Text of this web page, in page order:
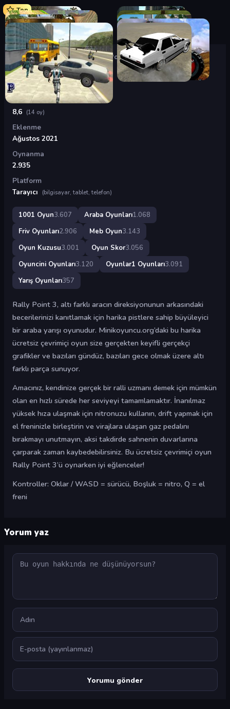
Top
Oyunlar›Araba Oyunları›Rally Point 3
Rally Point 3
Puan
8,6 (14 oy)
Eklenme
Ağustos 2021
Oynanma
2.935
Platform
Tarayıcı
(bilgisayar, tablet, telefon)
1001 Oyun3.607 Araba Oyunları1.068
Friv Oyunları2.906 Meb Oyun3.143
Oyun Kuzusu3.001 Oyun Skor3.056
Oyuncini Oyunları3.120 Oyunlar1 Oyunları3.091
Yarış Oyunları357
Rally Point 3, altı farklı aracın direksiyonunun arkasındaki
becerilerinizi kanıtlamak için harika pistlere sahip büyüleyici
bir araba yarışı oyunudur. Minikoyuncu.org’daki bu harika
ücretsiz çevrimiçi oyun size gerçekten keyifli gerçekçi
grafikler ve bazıları gündüz, bazıları gece olmak üzere altı
farklı parça sunuyor.
Amacınız, kendinize gerçek bir ralli uzmanı demek için mümkün
olan en hızlı sürede her seviyeyi tamamlamaktır. İnanılmaz
yüksek hıza ulaşmak için nitronuzu kullanın, drift yapmak için
el freninizle birleştirin ve virajlara ulaşan gaz pedalını
bırakmayı unutmayın, aksi takdirde sahnenin duvarlarına
çarparak zaman kaybedebilirsiniz. Bu ücretsiz çevrimiçi oyun
Rally Point 3’ü oynarken iyi eğlenceler!
Kontroller: Oklar / WASD = sürücü, Boşluk = nitro, Q = el
freni
Yorum yaz
Yorum
Ad
E-posta